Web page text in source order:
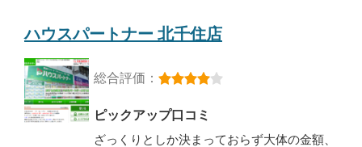
ハウスパートナー 北千住店
総合評価：
ピックアップ口コミ
ざっくりとしか決まっておらず大体の金額、